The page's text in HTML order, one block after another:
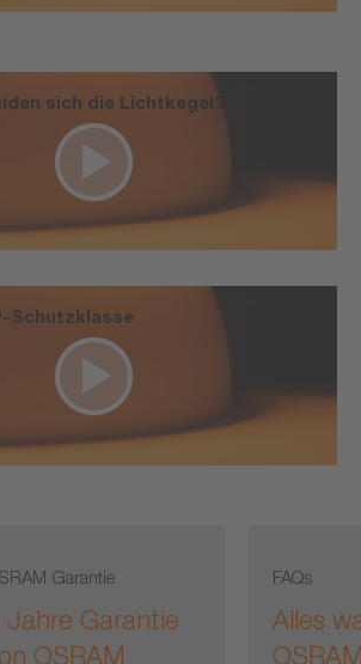
sich die Lichtkegel?
Schutzklasse
Garantie
Jahre Garantie
OSRAM
FAQs
Alles